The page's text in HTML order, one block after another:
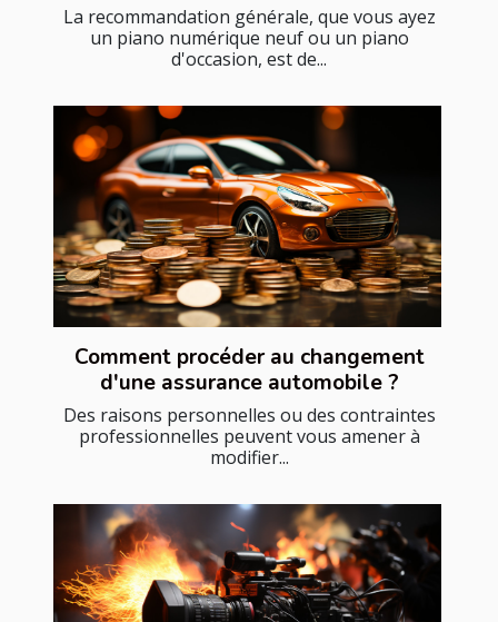
La recommandation générale, que vous ayez
un piano numérique neuf ou un piano
d'occasion, est de...
Comment procéder au changement
d'une assurance automobile ?
Des raisons personnelles ou des contraintes
professionnelles peuvent vous amener à
modifier...